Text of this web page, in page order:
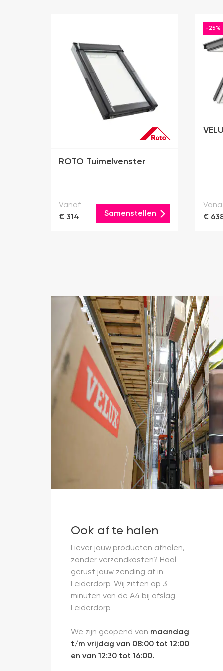
ROTO Tuimelvenster
Vanaf
€ 314
Samenstellen
-25%
€
Ook af te halen
Liever jouw producten afhalen,
zonder verzendkosten? Haal
gerust jouw zending af in
Leiderdorp. Wij zitten op 3
minuten van de A4 bij afslag
Leiderdorp.
We zijn geopend van maandag
t/m vrijdag van 08:00 tot 12:00
en van 12:30 tot 16:00.